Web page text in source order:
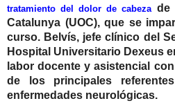
tratamiento del dolor de cabeza de
Catalunya (UOC), que se
curso. Belvís, jefe clínico del
Hospital Universitario Dexeus
labor docente y asistencial
de los principales
enfermedades neurológicas.